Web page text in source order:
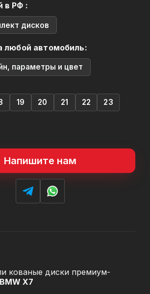
в РФ :
дисков
любой автомобиль:
параметры и цвет
19 20 21 22
23
Напишите нам
кованые диски премиум-
BMW X7